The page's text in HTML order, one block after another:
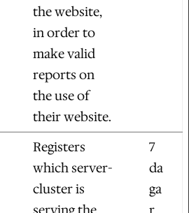
the website,
in order to
make valid
reports on
the use of
their website.
Registers
which server-
cluster is
7
da
ga